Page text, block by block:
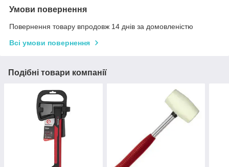
Умови повернення
Повернення товару впродовж 14 днів за домовленістю
Всі умови повернення
Подібні товари компанії